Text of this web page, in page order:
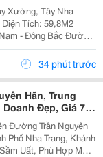
Xưởng, Tây Nha
3M5. Kết Cấu:
Nhà 4 Tầng Giá Bán: 7,5 Tỷ (Thương Lượng) Bao...
34 phút trước
Hãn, Trung
Đẹp, Giá 7,4
Đường Trần Nguyên
Phố Nha Trang, Khánh
Uất, Phù Hợp Mở